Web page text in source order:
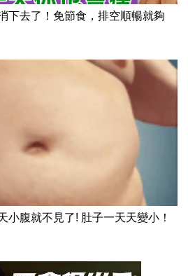
下去了！免節食，排空順暢就夠
小腹就不見了! 肚子一天天變小！